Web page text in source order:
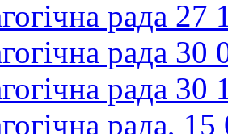
рада 27
рада 30
рада 30
рада,